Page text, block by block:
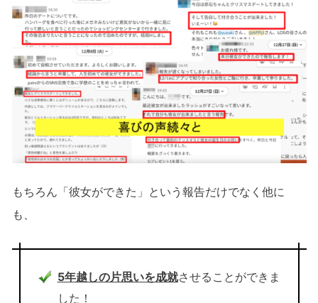
もちろん「彼女ができた」という報告だけでなく他に
も、
5年越しの片思いを成就させることができま
した！